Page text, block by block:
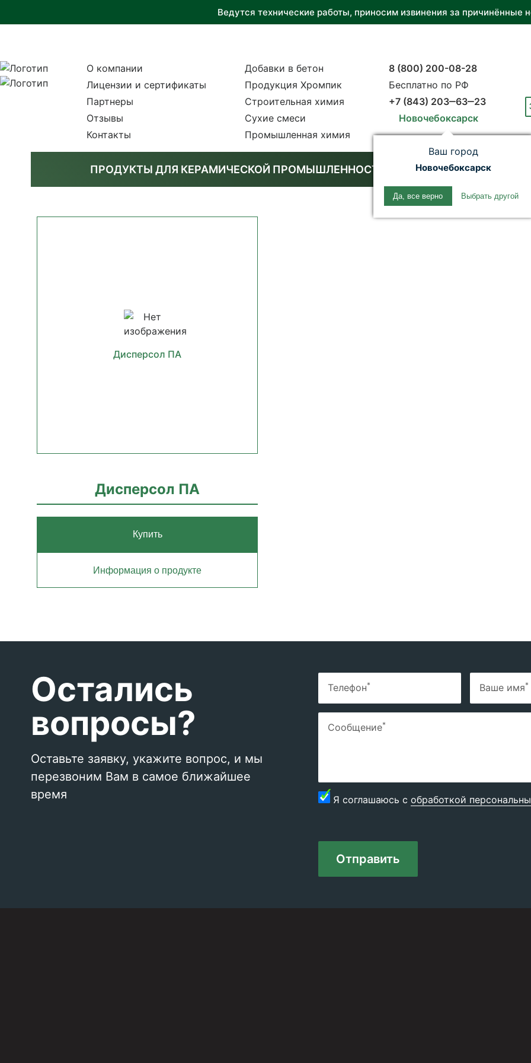
Ведутся технические работы, приносим извинения за причинённые
О компании
Лицензии и сертификаты
Партнеры
Отзывы
Контакты
Добавки в бетон
Продукция Хромпик
Строительная химия
Сухие смеси
Промышленная химия
8 (800) 200-08-28
Бесплатно по РФ
+7 (843) 203‒63‒23
Новочебоксарск
Ваш город
Новочебоксарск
Да, все верно Выбрать другой
ПРОДУКТЫ ДЛЯ КЕРАМИЧЕСКОЙ ПРОМЫШЛЕННОСТИ
Дисперсол ПА
Дисперсол ПА
Купить
Информация о продукте
Остались
вопросы?
Оставьте заявку, укажите вопрос, и мы
перезвоним Вам в самое ближайшее
время
Телефон* Ваше имя*
Сообщение*
Я соглашаюсь с обработкой
Отправить